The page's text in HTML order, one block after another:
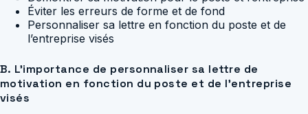
Éviter les erreurs de forme et de fond
Personnaliser sa lettre en fonction du poste et de
l’entreprise visés
B. L’importance de personnaliser sa lettre de
motivation en fonction du poste et de l’entreprise
visés